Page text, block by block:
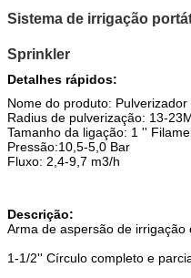
Sistema de irrigação
Sprinkler
Detalhes rápidos:
Nome do produto:
Radius de pulverização: 13-
Tamanho da ligação: 1 ''
Pressão:10,5-5,0 Bar
Fluxo: 2,4-9,7 m3/h
Descrição:
Arma de aspersão de irrigação
1-1/2'' Círculo completo e